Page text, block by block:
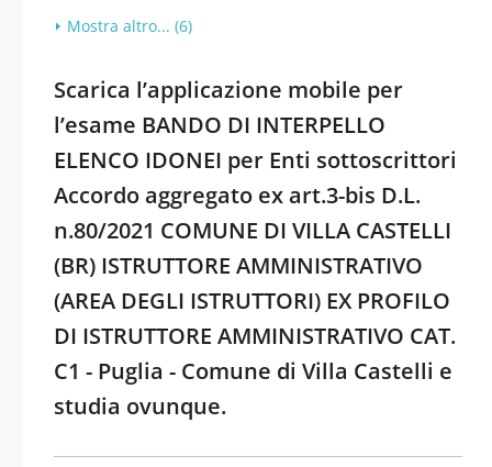
Mostra altro... (6)
Scarica l’applicazione mobile per
l’esame BANDO DI INTERPELLO
ELENCO IDONEI per Enti sottoscrittori
Accordo aggregato ex art.3-bis D.L.
n.80/2021 COMUNE DI VILLA CASTELLI
(BR) ISTRUTTORE AMMINISTRATIVO
(AREA DEGLI ISTRUTTORI) EX PROFILO
DI ISTRUTTORE AMMINISTRATIVO CAT.
C1 - Puglia - Comune di Villa Castelli e
studia ovunque.